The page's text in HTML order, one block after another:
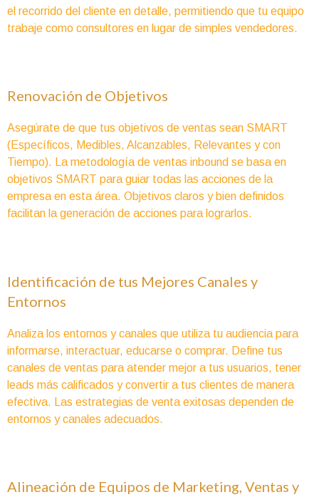
el recorrido del cliente en detalle, permitiendo que tu equipo
trabaje como consultores en lugar de simples vendedores.
Renovación de Objetivos
Asegúrate de que tus objetivos de ventas sean SMART
(Específicos, Medibles, Alcanzables, Relevantes y con
Tiempo). La metodología de ventas inbound se basa en
objetivos SMART para guiar todas las acciones de la
empresa en esta área. Objetivos claros y bien definidos
facilitan la generación de acciones para lograrlos.
Identificación de tus Mejores Canales y
Entornos
Analiza los entornos y canales que utiliza tu audiencia para
informarse, interactuar, educarse o comprar. Define tus
canales de ventas para atender mejor a tus usuarios, tener
leads más calificados y convertir a tus clientes de manera
efectiva. Las estrategias de venta exitosas dependen de
entornos y canales adecuados.
Alineación de Equipos de Marketing, Ventas y